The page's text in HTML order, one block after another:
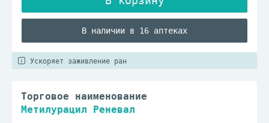
В наличии в 16 аптеках
Ускоряет заживление ран
Торговое наименование
Метилурацил Реневал